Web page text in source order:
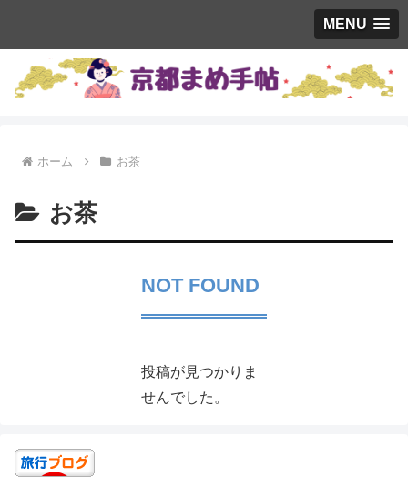
MENU
ホーム お茶
お茶
NOT FOUND
投稿が見つかりま
せんでした。